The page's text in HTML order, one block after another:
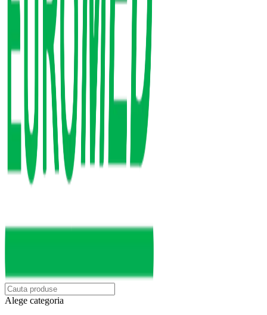
Alege categoria